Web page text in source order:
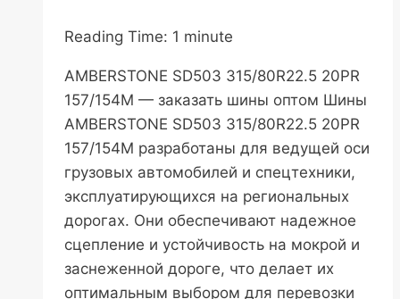
ОтDenisNHK
10.11.202520.03.2026
Reading Time: 1 minute
AMBERSTONE SD503 315/80R22.5 20PR
157/154M — заказать шины оптом Шины
AMBERSTONE SD503 315/80R22.5 20PR
157/154M разработаны для ведущей оси
грузовых автомобилей и спецтехники,
эксплуатирующихся на региональных
дорогах. Они обеспечивают надежное
сцепление и устойчивость на мокрой и
заснеженной дороге, что делает их
оптимальным выбором для перевозки